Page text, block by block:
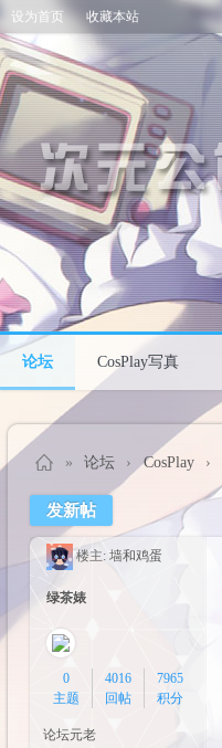
设为首页 收藏本站
论坛 CosPlay写真
cos
» 论坛 › CosPlay ›
发新帖
楼主: 墙和鸡蛋
绿茶婊
0
主题
4016
回帖
7965
积分
论坛元老